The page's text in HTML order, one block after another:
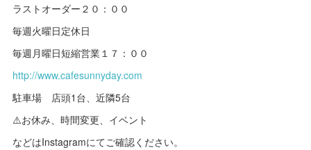
ラストオーダー２０：００
毎週火曜日定休日
毎週月曜日短縮営業１７：００
http://www.cafesunnyday.com
駐車場 店頭1台、近隣5台
⚠️お休み、時間変更、イベント
などはInstagramにてご確認ください。